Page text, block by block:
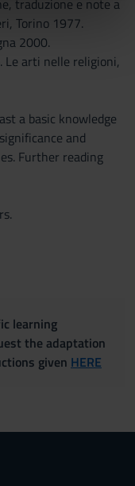
sito con i
dei dati web,
combinarle
o che hanno
traduzione e note a
Torino 1977.
2000.
Le arti nelle religioni,
a basic knowledge
and
Further reading
learning
the adaptation
given HERE